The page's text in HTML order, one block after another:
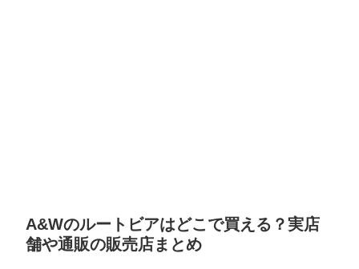
A&Wのルートビアはどこで買える？実店
舗や通販の販売店まとめ